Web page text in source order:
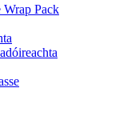
Wrap Pack